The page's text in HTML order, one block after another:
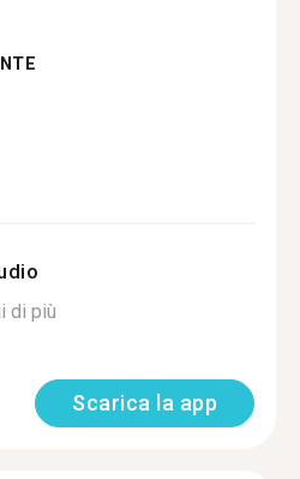
di più
Scarica la app